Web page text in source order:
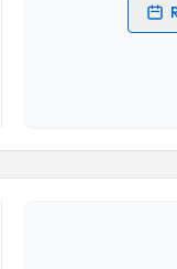
Kişisel verilerimin
Randevu Takvimi
Dr. Mustafa Kemal